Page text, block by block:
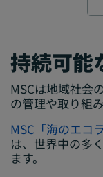
持続可能
MSCは地域社会
の管理や取り組
MSC「海のエコ
は、世界中の多
ます。